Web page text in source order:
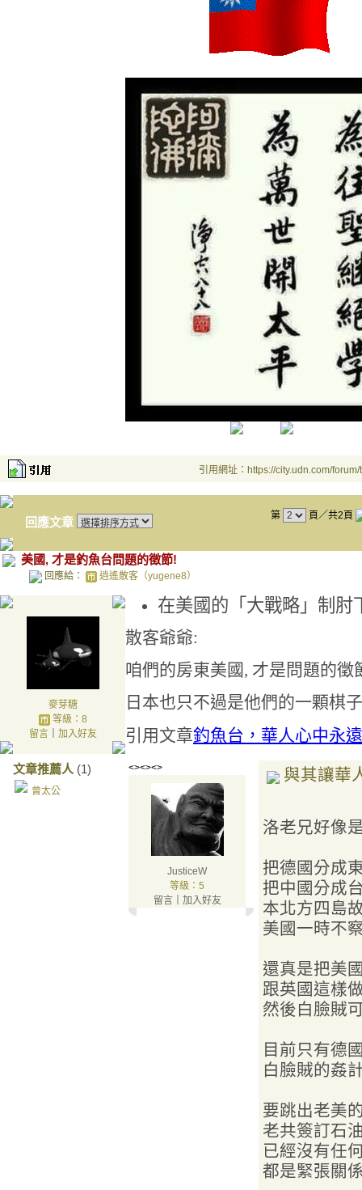
引用網址：https://city.udn.com/
回應文章 第 頁／共2頁
美國, 才是釣魚台問題的徵節!
回應給： 逍遙散客（yugene8）
麥芽糖
等級：8
留言｜ 加入好友
文章推薦人 (1)
曾太公
在美國的「大戰略」制肘
散客爺爺:
咱們的房東美國, 才是問題的徵
日本也只不過是他們的一顆棋
引用文章釣魚台，華人心中永
<><><>
JusticeW
等級：5
留言｜ 加入好友
與其讓華
洛老兄好像
把德國分成
把中國分成
本北方四島
美國一時不
還真是把美
跟英國這樣
然後白臉賊
目前只有德
白臉賊的姦
要跳出老美
老共簽訂石
已經沒有任
都是緊張關